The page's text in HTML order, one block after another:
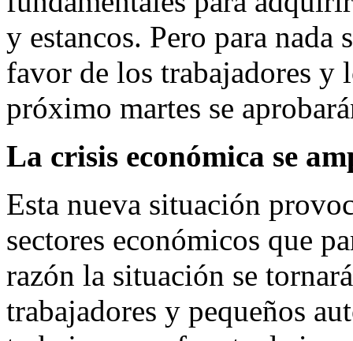
y estancos. Pero para nada
favor de los trabajadores y
próximo martes se
La crisis económica se
Esta nueva situación
sectores económicos que
razón la situación se
trabajadores y pequeños